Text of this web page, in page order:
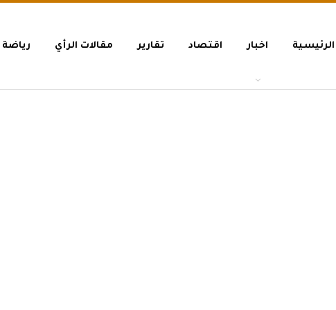
الرئيسية اخبار اقتصاد تقارير مقالات الرأي رياضة